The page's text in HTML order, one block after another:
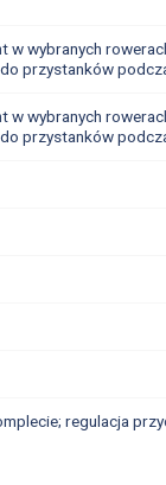
wybranych
przystanków
wybranych
przystanków
regulacja